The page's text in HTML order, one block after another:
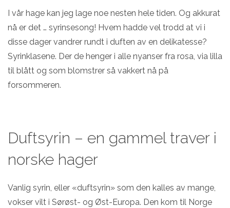
I vår hage kan jeg lage noe nesten hele tiden. Og akkurat
nå er det … syrinsesong! Hvem hadde vel trodd at vi i
disse dager vandrer rundt i duften av en delikatesse?
Syrinklasene. Der de henger i alle nyanser fra rosa, via lilla
til blått og som blomstrer så vakkert nå på
forsommeren.
Duftsyrin – en gammel traver i
norske hager
Vanlig syrin, eller «duftsyrin» som den kalles av mange,
vokser vilt i Sørøst- og Øst-Europa. Den kom til Norge